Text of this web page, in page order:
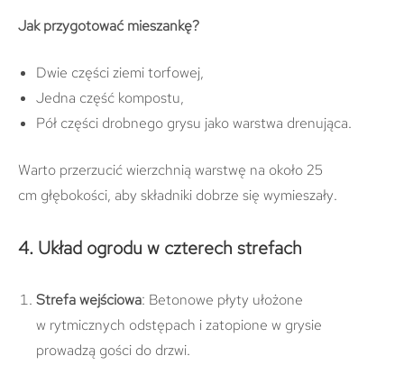
Jak przygotować mieszankę?
Dwie części ziemi torfowej,
Jedna część kompostu,
Pół części drobnego grysu jako warstwa drenująca.
Warto przerzucić wierzchnią warstwę na około 25
cm głębokości, aby składniki dobrze się wymieszały.
4. Układ ogrodu w czterech strefach
Strefa wejściowa: Betonowe płyty ułożone
w rytmicznych odstępach i zatopione w grysie
prowadzą gości do drzwi.